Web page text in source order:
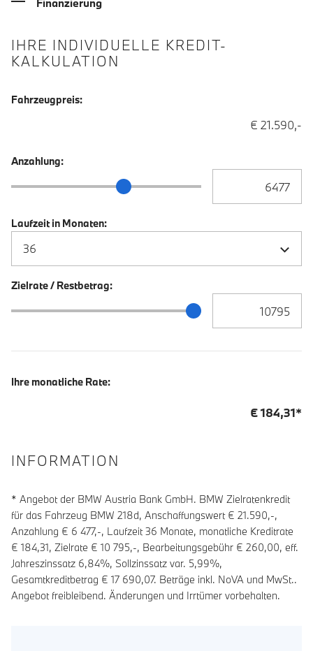
IHRE INDIVIDUELLE KREDIT-
KALKULATION
Fahrzeugpreis:
€ 21.590,-
Anzahlung:
Anzahlung Schieberegler
Laufzeit in Monaten:
Zielrate / Restbetrag:
Zielrate / Restbetrag Schieberegler
Ihre monatliche Rate:
€184,31*
INFORMATION
* Angebot der BMW Austria Bank GmbH. BMW Zielratenkredit
für das Fahrzeug BMW 218d, Anschaffungswert € 21.590,-,
Anzahlung € 6 477,-, Laufzeit36 Monate, monatliche Kreditrate
€ 184,31, Zielrate € 10 795,-, Bearbeitungsgebühr € 260,00, eff.
Jahreszinssatz 6,84%, Sollzinssatz var. 5,99%,
Gesamtkreditbetrag € 17 690,07. Beträge inkl. NoVA und MwSt..
Angebot freibleibend. Änderungen und Irrtümer vorbehalten.